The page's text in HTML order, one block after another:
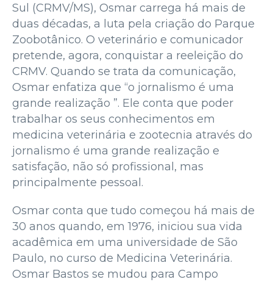
Sul (CRMV/MS), Osmar carrega há mais de
duas décadas, a luta pela criação do Parque
Zoobotânico. O veterinário e comunicador
pretende, agora, conquistar a reeleição do
CRMV. Quando se trata da comunicação,
Osmar enfatiza que “o jornalismo é uma
grande realização ”. Ele conta que poder
trabalhar os seus conhecimentos em
medicina veterinária e zootecnia através do
jornalismo é uma grande realização e
satisfação, não só profissional, mas
principalmente pessoal.
Osmar conta que tudo começou há mais de
30 anos quando, em 1976, iniciou sua vida
acadêmica em uma universidade de São
Paulo, no curso de Medicina Veterinária.
Osmar Bastos se mudou para Campo